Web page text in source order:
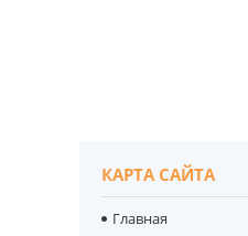
КАРТА САЙТА
Главная